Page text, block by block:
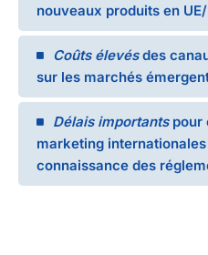
nouveaux produits en
Coûts élevésdes
sur les marchés
Délais importantspour
marketing
connaissance des